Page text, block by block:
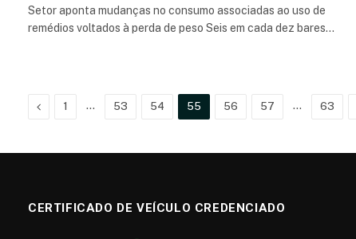
Setor aponta mudanças no consumo associadas ao uso de
remédios voltados à perda de peso Seis em cada dez bares…
Anterior
1 … 53 54 55 56 57 … 63
CERTIFICADO DE VEÍCULO CREDENCIADO